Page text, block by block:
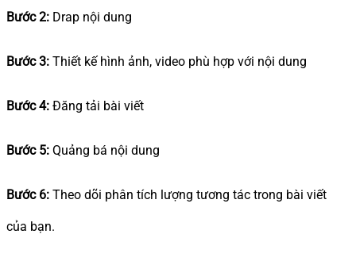
Bước 2: Drap nội dung
Bước 3: Thiết kế hình ảnh, video phù hợp với nội dung
Bước 4: Đăng tải bài viết
Bước 5: Quảng bá nội dung
Bước 6: Theo dõi phân tích lượng tương tác trong bài viết
của bạn.